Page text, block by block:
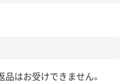
品はお受けできません。